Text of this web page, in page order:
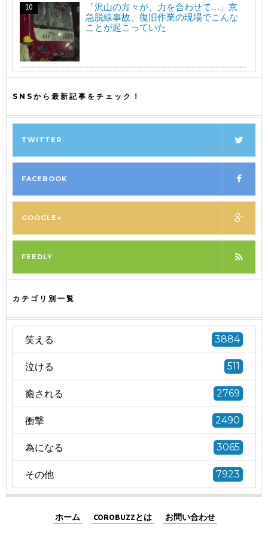
「沢山の方々が、力を合わせて…」京
急脱線事故、復旧作業の現場でこんな
ことが起こっていた
SNSから最新記事をチェック！
TWITTER
FACEBOOK
GOOGLE+
FEEDLY
カテゴリ別一覧
笑える 3884
泣ける 511
癒される 2769
衝撃 2490
為になる 3065
その他 7923
ホーム COROBUZZとは お問い合わせ